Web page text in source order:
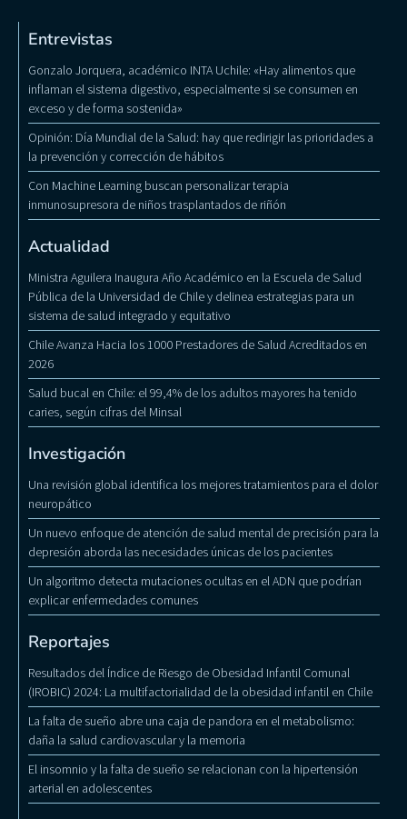
Entrevistas
Gonzalo Jorquera, académico INTA Uchile: «Hay alimentos que
inflaman el sistema digestivo, especialmente si se consumen en
exceso y de forma sostenida»
Opinión: Día Mundial de la Salud: hay que redirigir las prioridades a
la prevención y corrección de hábitos
Con Machine Learning buscan personalizar terapia
inmunosupresora de niños trasplantados de riñón
Actualidad
Ministra Aguilera Inaugura Año Académico en la Escuela de Salud
Pública de la Universidad de Chile y delinea estrategias para un
sistema de salud integrado y equitativo
Chile Avanza Hacia los 1000 Prestadores de Salud Acreditados en
2026
Salud bucal en Chile: el 99,4% de los adultos mayores ha tenido
caries, según cifras del Minsal
Investigación
Una revisión global identifica los mejores tratamientos para el dolor
neuropático
Un nuevo enfoque de atención de salud mental de precisión para la
depresión aborda las necesidades únicas de los pacientes
Un algoritmo detecta mutaciones ocultas en el ADN que podrían
explicar enfermedades comunes
Reportajes
Resultados del Índice de Riesgo de Obesidad Infantil Comunal
(IROBIC) 2024: La multifactorialidad de la obesidad infantil en Chile
La falta de sueño abre una caja de pandora en el metabolismo:
daña la salud cardiovascular y la memoria
El insomnio y la falta de sueño se relacionan con la hipertensión
arterial en adolescentes